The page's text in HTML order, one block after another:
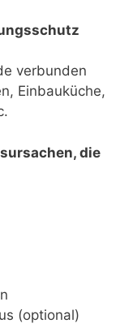
verbunden
Einbauküche,
die
(optional)